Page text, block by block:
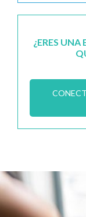
¿ERES UNA